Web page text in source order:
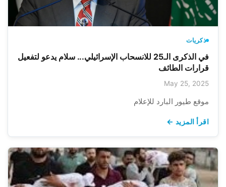
ذكريات
في الذكرى الـ25 للانسحاب الإسرائيلي... سلام يدعو لتفعيل
قرارات الطائف
May 25, 2025
موقع طيور البارد للإعلام
اقرأ المزيد ←